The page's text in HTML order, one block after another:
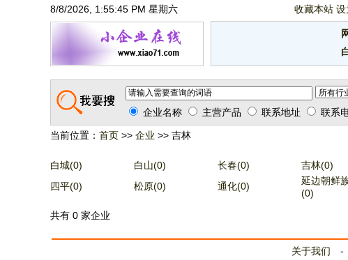
8/8/2026, 1:55:46 PM 星期六 收藏本站 设
企业名称 主营产品 联系地址 联系
当前位置： 首页 >> 企业 >> 吉林
白城(0) 白山(0) 长春(0) 吉林(0)
四平(0)
松原(0) 通化(0)
延边朝鲜
(0)
共有 0 家企业
关于我们 -